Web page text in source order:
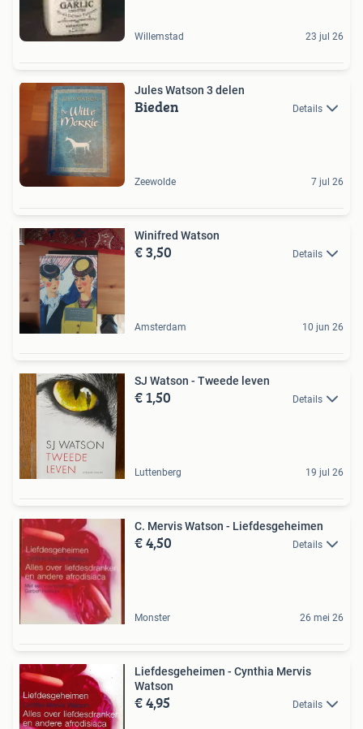
Willemstad 23 jul 26
Jules Watson 3 delen
Bieden Details
Zeewolde 7 jul 26
Winifred Watson
€ 3,50 Details
Amsterdam 10 jun 26
SJ Watson - Tweede leven
€ 1,50 Details
Luttenberg 19 jul 26
C. Mervis Watson - Liefdesgeheimen
€ 4,50 Details
Monster 26 mei 26
Liefdesgeheimen - Cynthia Mervis
Watson
€ 4,95 Details